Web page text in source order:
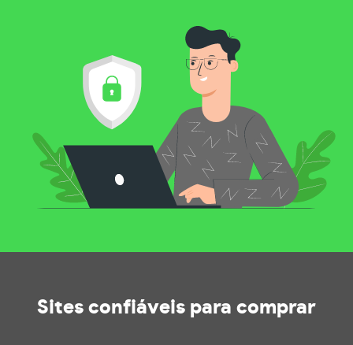
Sites confiáveis para comprar